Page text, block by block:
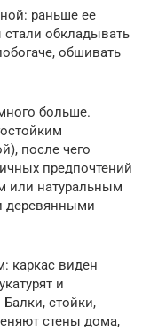
раньше ее
стали обкладывать
обшивать
больше.
после чего
предпочтений
или натуральным
деревянными
каркас виден
и
стойки,
стены дома,